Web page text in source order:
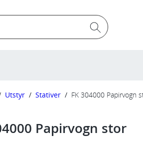
Utstyr / Stativer / FK 304000 Papirvogn
Papirvogn stor